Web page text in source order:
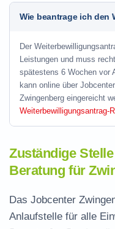
Wie beantrage ich den
Der
Leistungen und muss
spätestens 6 Wochen vor
kann online über
Zwingenberg eingereicht
Weiterbewilligungsantrag-
Zuständige
Beratung für
Das Jobcenter
Anlaufstelle für alle